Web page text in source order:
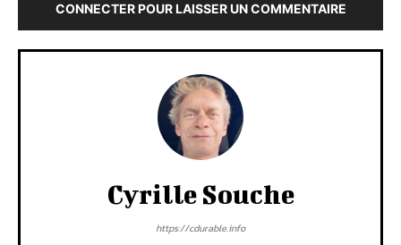
CONNECTER POUR LAISSER UN COMMENTAIRE
Cyrille Souche
https://cdurable.info